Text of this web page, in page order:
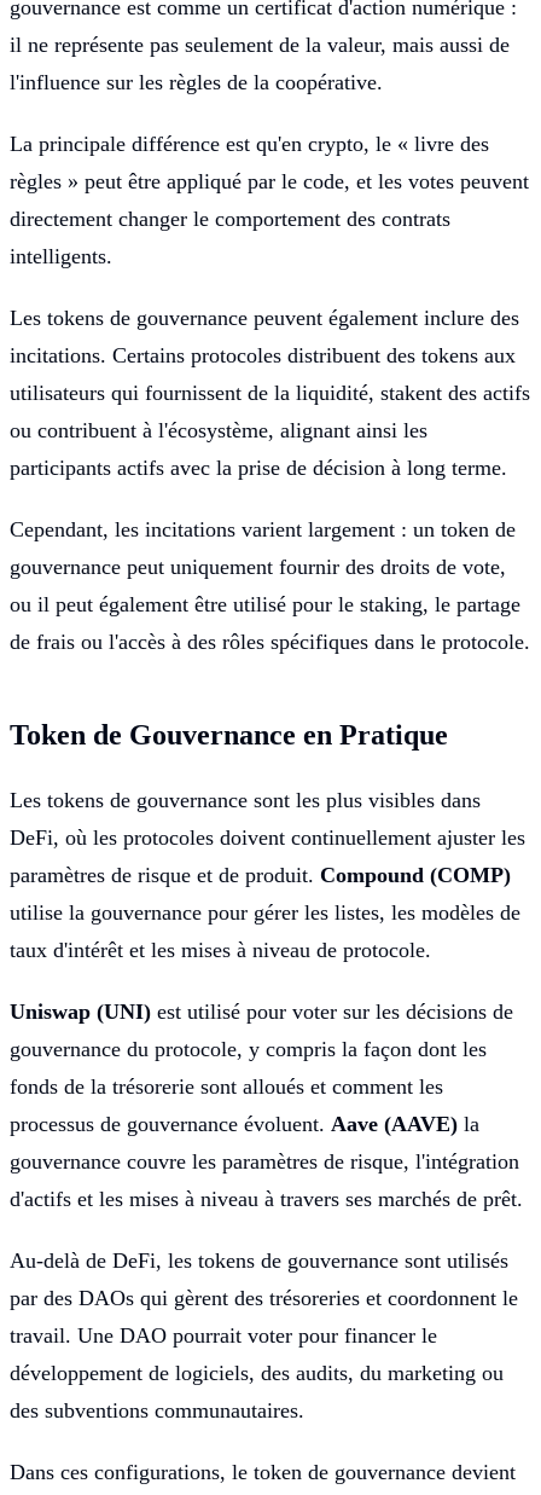
gouvernance est comme un certificat d'action numérique :
il ne représente pas seulement de la valeur, mais aussi de
l'influence sur les règles de la coopérative.
La principale différence est qu'en crypto, le « livre des
règles » peut être appliqué par le code, et les votes peuvent
directement changer le comportement des contrats
intelligents.
Les tokens de gouvernance peuvent également inclure des
incitations. Certains protocoles distribuent des tokens aux
utilisateurs qui fournissent de la liquidité, stakent des actifs
ou contribuent à l'écosystème, alignant ainsi les
participants actifs avec la prise de décision à long terme.
Cependant, les incitations varient largement : un token de
gouvernance peut uniquement fournir des droits de vote,
ou il peut également être utilisé pour le staking, le partage
de frais ou l'accès à des rôles spécifiques dans le protocole.
Token de Gouvernance en Pratique
Les tokens de gouvernance sont les plus visibles dans
DeFi, où les protocoles doivent continuellement ajuster les
paramètres de risque et de produit. Compound (COMP)
utilise la gouvernance pour gérer les listes, les modèles de
taux d'intérêt et les mises à niveau de protocole.
Uniswap (UNI) est utilisé pour voter sur les décisions de
gouvernance du protocole, y compris la façon dont les
fonds de la trésorerie sont alloués et comment les
processus de gouvernance évoluent. Aave (AAVE) la
gouvernance couvre les paramètres de risque, l'intégration
d'actifs et les mises à niveau à travers ses marchés de prêt.
Au-delà de DeFi, les tokens de gouvernance sont utilisés
par des DAOs qui gèrent des trésoreries et coordonnent le
travail. Une DAO pourrait voter pour financer le
développement de logiciels, des audits, du marketing ou
des subventions communautaires.
Dans ces configurations, le token de gouvernance devient